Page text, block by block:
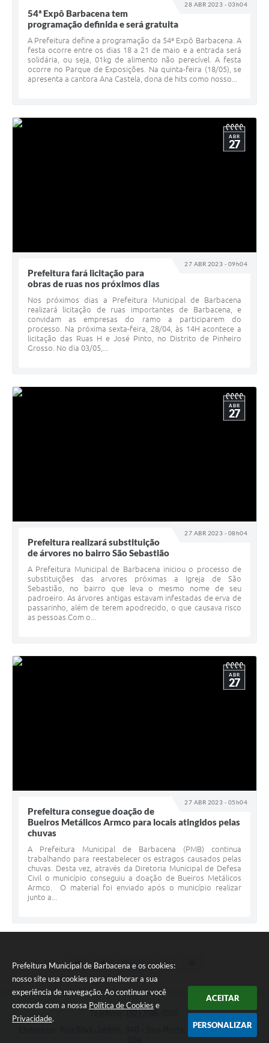
Prefeitura Municipal de Barbacena e os cookies:
nosso site usa cookies para melhorar a sua
experiência de navegação. Ao continuar você
concorda com a nossa Política de Cookies e
Privacidade.
ACEITAR
PERSONALIZAR
28 ABR 2023 - 03h04
54ª Expô Barbacena tem
programação definida e será gratuita
A Prefeitura define a programação da 54ª Expô Barbacena. A
festa ocorre entre os dias 18 a 21 de maio e a entrada será
solidária, ou seja, 01kg de alimento não perecível. A festa
ocorre no Parque de Exposições. Na quinta-feira (18/05), se
apresenta a cantora Ana Castela, dona de hits como nosso...
27 ABR 2023 - 09h04
ABR
27
Prefeitura fará licitação para
obras de ruas nos próximos dias
Nos próximos dias a Prefeitura Municipal de Barbacena
realizará licitação de ruas importantes de Barbacena, e
convidam as empresas do ramo a participarem do
processo. Na próxima sexta-feira, 28/04, às 14H acontece a
licitação das Ruas H e José Pinto, no Distrito de Pinheiro
Grosso. No dia 03/05,...
27 ABR 2023 - 08h04
ABR
27
Prefeitura realizará substituição
de árvores no bairro São Sebastião
A Prefeitura Municipal de Barbacena iniciou o processo de
substituições das arvores próximas a Igreja de São
Sebastião, no bairro que leva o mesmo nome de seu
padroeiro. As árvores antigas estavam infestadas de erva de
passarinho, além de terem apodrecido, o que causava risco
as pessoas.Com o...
27 ABR 2023 - 05h04
ABR
27
Prefeitura consegue doação de
Bueiros Metálicos Armco para locais atingidos pelas
chuvas
A Prefeitura Municipal de Barbacena (PMB) continua
trabalhando para reestabelecer os estragos causados pelas
chuvas. Desta vez, através da Diretoria Municipal de Defesa
Civil o município conseguiu a doação de Bueiros Metálicos
Armco. O material foi enviado após o município realizar
junto a...
Endereço: Rua Silva Jardim, 340 - Boa Morte, MG | CEP: 36201-